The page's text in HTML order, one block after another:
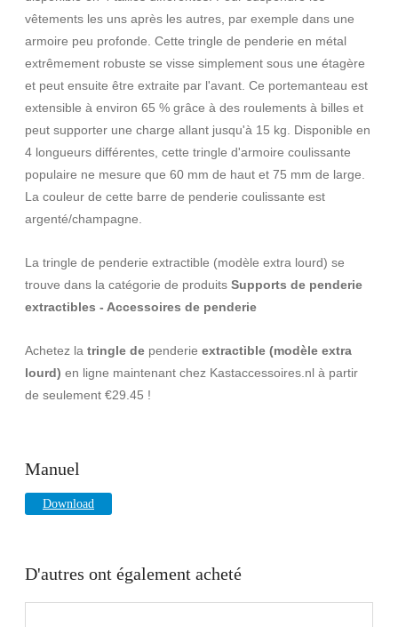
vêtements les uns après les autres, par exemple dans une
armoire peu profonde. Cette tringle de penderie en métal
extrêmement robuste se visse simplement sous une étagère
et peut ensuite être extraite par l'avant. Ce portemanteau est
extensible à environ 65 % grâce à des roulements à billes et
peut supporter une charge allant jusqu'à 15 kg. Disponible en
4 longueurs différentes, cette tringle d'armoire coulissante
populaire ne mesure que 60 mm de haut et 75 mm de large.
La couleur de cette barre de penderie coulissante est
argenté/champagne.
La tringle de penderie extractible (modèle extra lourd) se
trouve dans la catégorie de produits Supports de penderie
extractibles - Accessoires de penderie
Achetez la tringle de penderie extractible (modèle extra
lourd) en ligne maintenant chez Kastaccessoires.nl à partir
de seulement €29.45 !
Manuel
Download
D'autres ont également acheté